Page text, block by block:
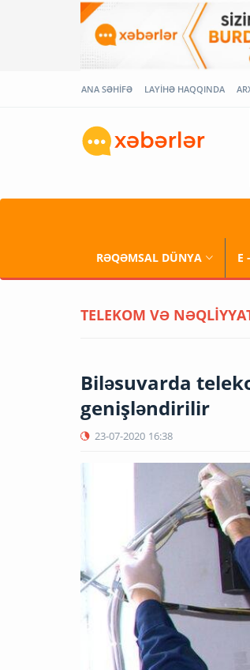
ANA SƏHİFƏ LAYİHƏ HAQQINDA
RƏQƏMSAL DÜNYA E
TELEKOM VƏ
Biləsuvarda
genişləndirilir
23-07-2020 16:38